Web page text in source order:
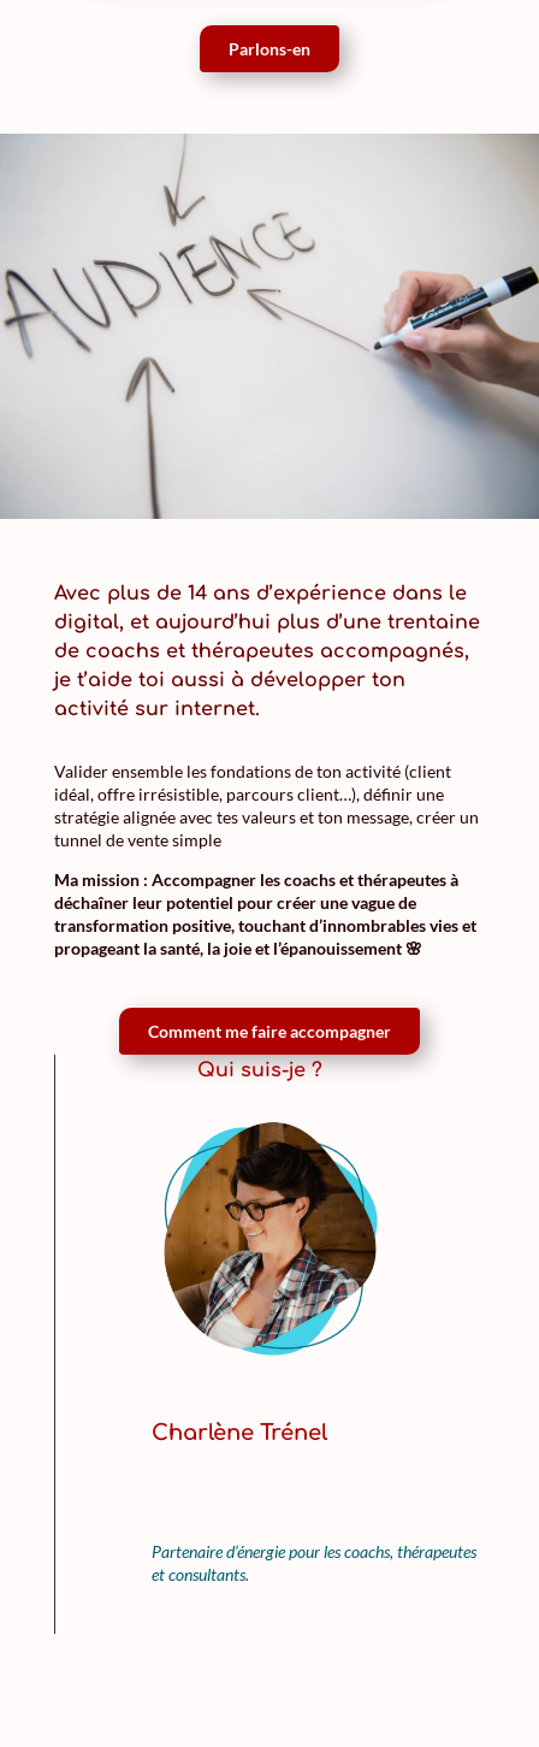
Parlons-en
Avec plus de 14 ans d’expériencedans le
digital, et aujourd’hui plus d’une trentaine
de coachs et thérapeutes accompagnés,
je t’aide toi aussi à développer ton
activité sur internet.
Valider ensemble les fondations de ton activité (client
idéal, offre irrésistible, parcours client…), définir une
stratégie alignée avec tes valeurs et ton message, créer un
tunnel de vente simple
Ma mission : Accompagner les coachs et thérapeutes à
déchaîner leur potentiel pour créer une vague de
transformation positive, touchant d’innombrables vies et
propageant la santé, la joie et l’épanouissement 🌸
Comment me faire accompagner
Qui suis-je ?
Charlène Trénel
Partenaire d’énergie pour les coachs, thérapeutes
et consultants.